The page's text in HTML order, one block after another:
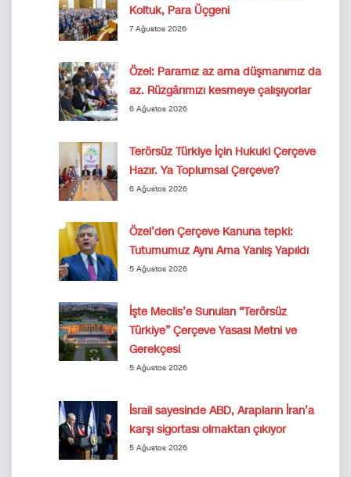
Koltuk, Para Üçgeni
7 Ağustos 2026
Özel: Paramız az ama düşmanımız da
az. Rüzgârımızı kesmeye çalışıyorlar
6 Ağustos 2026
Terörsüz Türkiye İçin Hukuki Çerçeve
Hazır. Ya Toplumsal Çerçeve?
6 Ağustos 2026
Özel’den Çerçeve Kanuna tepki:
Tutumumuz Aynı Ama Yanlış Yapıldı
5 Ağustos 2026
İşte Meclis’e Sunulan “Terörsüz
Türkiye” Çerçeve Yasası Metni ve
Gerekçesi
5 Ağustos 2026
İsrail sayesinde ABD, Arapların İran’a
karşı sigortası olmaktan çıkıyor
5 Ağustos 2026